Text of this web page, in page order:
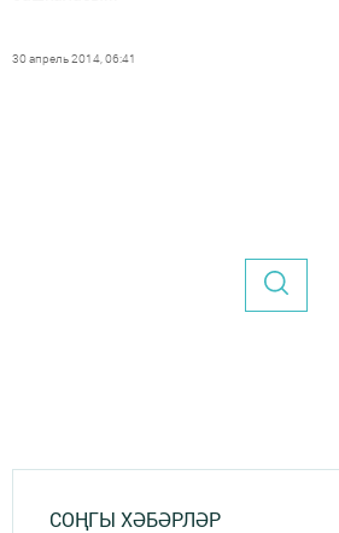
30 апрель 2014, 06:41
СОҢГЫ ХӘБӘРЛӘР